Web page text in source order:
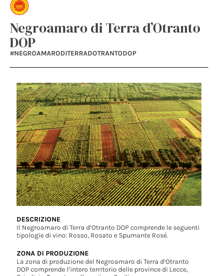
Negroamaro di Terra d’Otranto
DOP
#NEGROAMARODITERRADOTRANTODOP
DESCRIZIONE
Il Negroamaro di Terra d’Otranto DOP comprende le seguenti
tipologie di vino: Rosso, Rosato e Spumante Rosé.
ZONA DI PRODUZIONE
La zona di produzione del Negroamaro di Terra d’Otranto
DOP comprende l’intero territorio delle province di Lecce,